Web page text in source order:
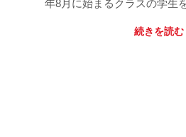
年8月に始まるクラスの学生
続きを読む